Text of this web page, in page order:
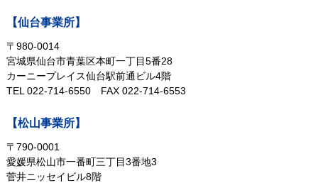
【松山事業所】
〒790-0001
愛媛県松山市一番町三丁目3番地3
菅井ニッセイビル8階
【仙台事業所】
〒980-0014
宮城県仙台市青葉区本町一丁目5番28
カーニープレイス仙台駅前通ビル4階
TEL 022-714-6550 FAX 022-714-6553